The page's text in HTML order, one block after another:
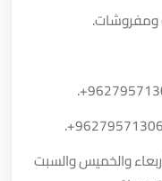
ومفروشات.
.
.
والخميس والسبت